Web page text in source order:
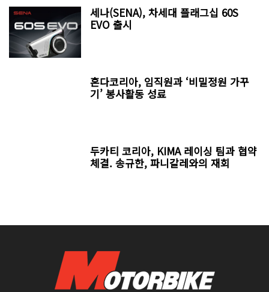
세나(SENA), 차세대 플래그십 60S
EVO 출시
혼다코리아, 임직원과 ‘비밀정원 가꾸
기’ 봉사활동 성료
두카티 코리아, KIMA 레이싱 팀과 협약
체결. 송규한, 파니갈레와의 재회